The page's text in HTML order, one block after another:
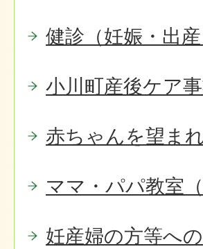
健診（妊娠・出産
小川町産後ケア
赤ちゃんを望ま
ママ・パパ教室
妊産婦の方等へ